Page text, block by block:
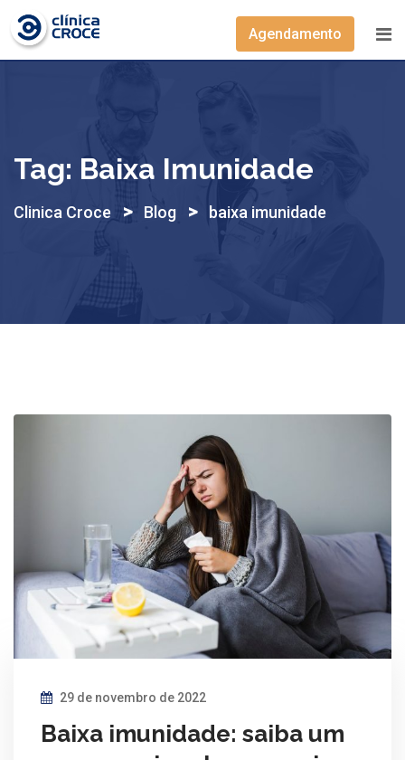
Skip
content
Agendamento
Tag: Baixa Imunidade
Clinica Croce > Blog > baixa imunidade
29 de novembro de 2022
Baixa imunidade: saiba um